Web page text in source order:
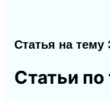
Статья на
Статьи по